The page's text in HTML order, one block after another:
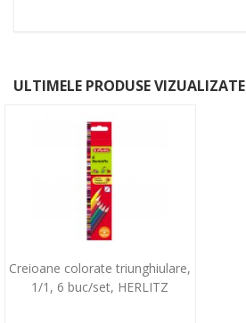
ULTIMELE PRODUSE VIZUALIZATE
Creioane colorate triunghiulare,
1/1, 6 buc/set, HERLITZ